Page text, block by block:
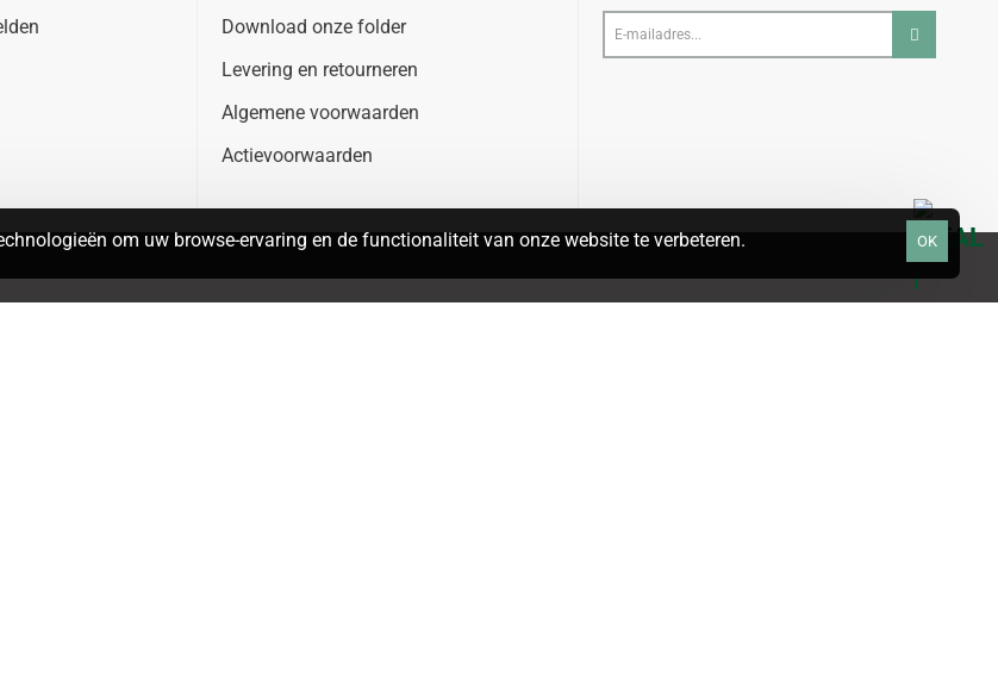
om uw browse-ervaring en de functionaliteit van onze website te verbeteren. OK
Download onze folder
Levering en retourneren
Algemene voorwaarden
Actievoorwaarden
E-
mailadres...